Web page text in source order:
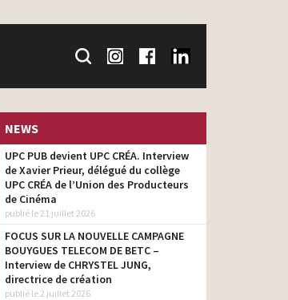
NEWS
UPC PUB devient UPC CRÉA. Interview
de Xavier Prieur, délégué du collège
UPC CRÉA de l’Union des Producteurs
de Cinéma
publié le 21 juillet 2026
FOCUS SUR LA NOUVELLE CAMPAGNE
BOUYGUES TELECOM DE BETC –
Interview de CHRYSTEL JUNG,
directrice de création
publié le 2 juillet 2026